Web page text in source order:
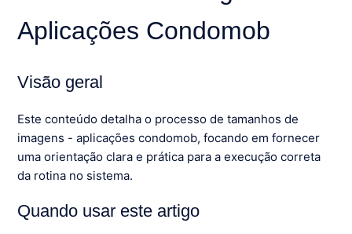
Aplicações Condomob
Visão geral
Este conteúdo detalha o processo de tamanhos de
imagens - aplicações condomob, focando em fornecer
uma orientação clara e prática para a execução correta
da rotina no sistema.
Quando usar este artigo